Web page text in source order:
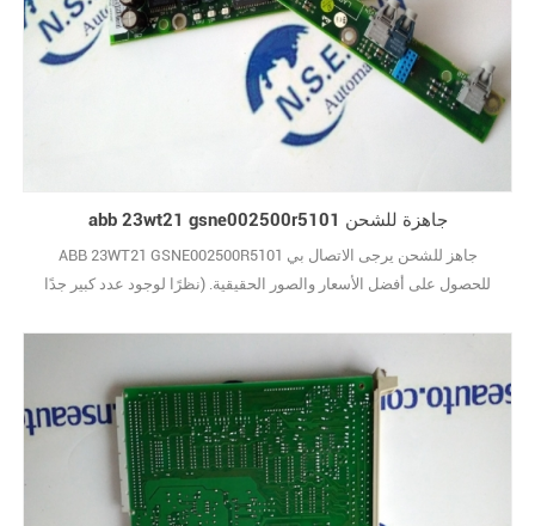
abb 23wt21 gsne002500r5101 جاهزة للشحن
ABB 23WT21 GSNE002500R5101 جاهز للشحن يرجى الاتصال بي
للحصول على أفضل الأسعار والصور الحقيقية. (نظرًا لوجود عدد كبير جدًا